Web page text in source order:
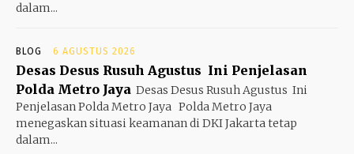
dalam...
BLOG 6 AGUSTUS 2026
Desas Desus Rusuh Agustus Ini Penjelasan
Polda Metro Jaya Desas Desus Rusuh Agustus Ini
Penjelasan Polda Metro Jaya Polda Metro Jaya
menegaskan situasi keamanan di DKI Jakarta tetap
dalam...